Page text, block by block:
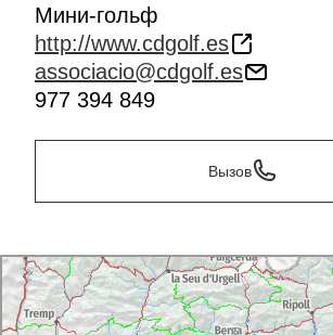
Мини-гольф
http://www.cdgolf.es
associacio@cdgolf.es
977 394 849
Вызов